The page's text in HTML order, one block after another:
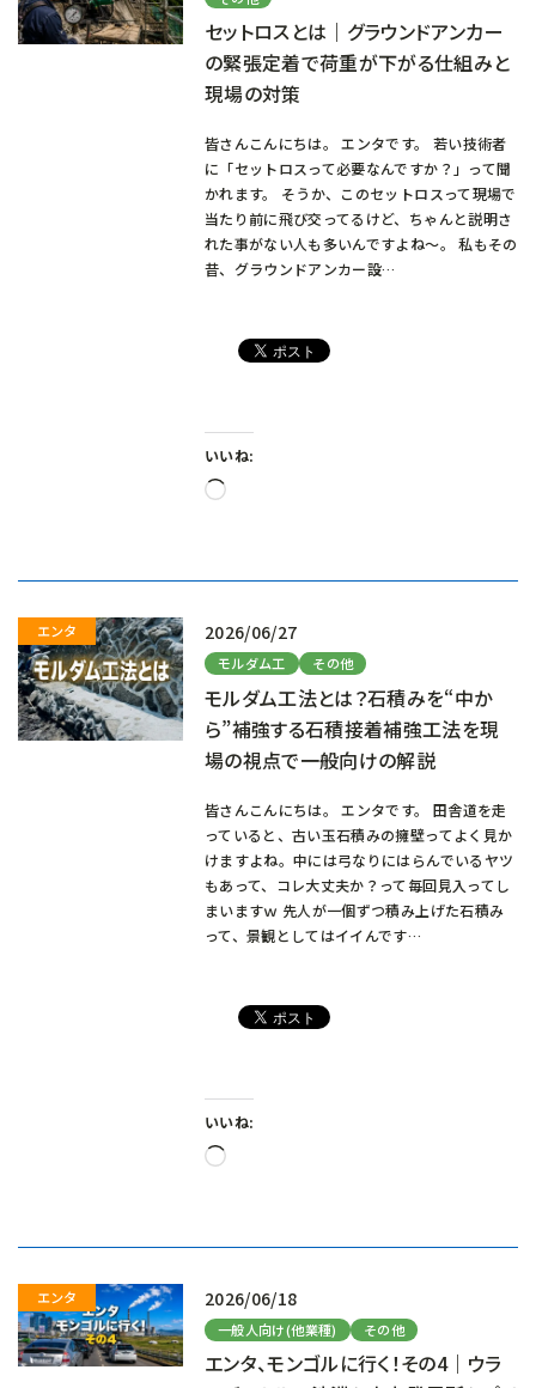
セットロスとは｜グラウンドアンカー
の緊張定着で荷重が下がる仕組みと
現場の対策
皆さんこんにちは。 エンタです。 若い技術者
に「セットロスって必要なんですか？」って聞
かれます。 そうか、このセットロスって現場で
当たり前に飛び交ってるけど、ちゃんと説明さ
れた事がない人も多いんですよね～。 私もその
昔、グラウンドアンカー設…
いいね:
読
2026/06/27
モルダム工 その他
モルダム工法とは？石積みを“中か
ら”補強する石積接着補強工法を現
場の視点で一般向けの解説
皆さんこんにちは。 エンタです。 田舎道を走
っていると、古い玉石積みの擁壁ってよく見か
けますよね。中には弓なりにはらんでいるヤツ
もあって、コレ大丈夫か？って毎回見入ってし
まいますｗ 先人が一個ずつ積み上げた石積み
って、景観としてはイイんです…
いいね:
読
2026/06/18
一般人向け(他業種) その他
エンタ、モンゴルに行く！その4｜ウラ